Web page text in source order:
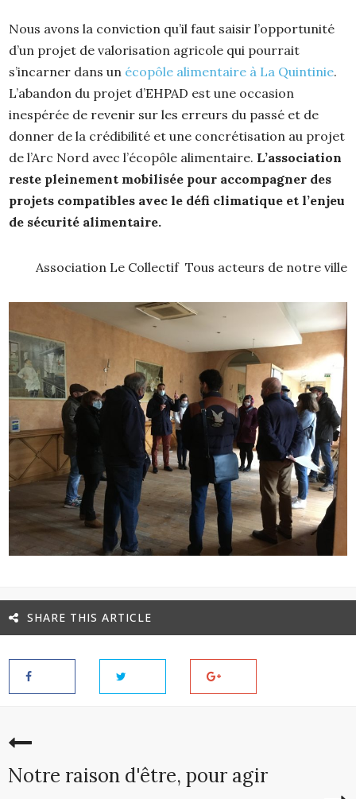
Nous avons la conviction qu’il faut saisir l’opportunité
d’un projet de valorisation agricole qui pourrait
s’incarner dans un écopôle alimentaire à La Quintinie.
L’abandon du projet d’EHPAD est une occasion
inespérée de revenir sur les erreurs du passé et de
donner de la crédibilité et une concrétisation au projet
de l’Arc Nord avec l’écopôle alimentaire. L’association
reste pleinement mobilisée pour accompagner des
projets compatibles avec le défi climatique et l’enjeu
de sécurité alimentaire.
Association Le Collectif Tous acteurs de notre ville
SHARE THIS ARTICLE
Notre raison d'être, pour agir